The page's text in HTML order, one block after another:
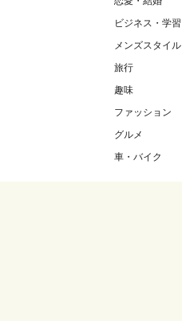
ビジネス・学習
メンズスタイル
旅行
趣味
ファッション
グルメ
車・バイク